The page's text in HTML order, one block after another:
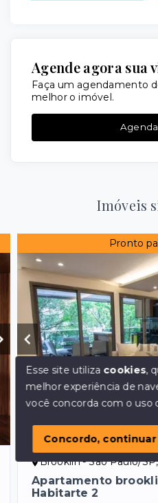
Agende agora sua
Faça um agendamento
melhor o imóvel.
Imóveis
Pronto
Brooklin - São Paulo/
Apartamento
Habitarte 2
Esse site utiliza cookies,
melhor experiência de
você concorda com o uso
Concordo, continuar